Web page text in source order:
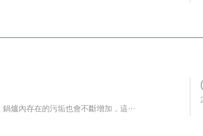
爐內存在的污垢也會不斷增加，這···